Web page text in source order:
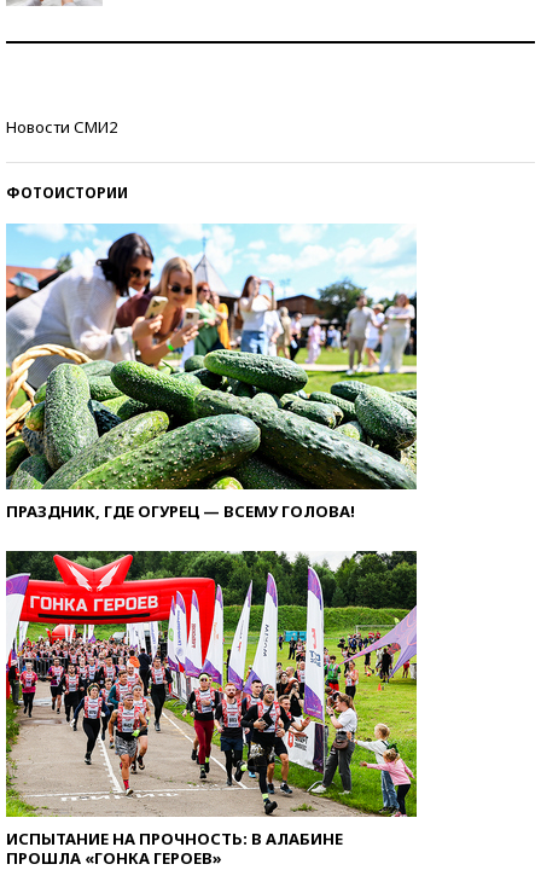
Новости СМИ2
ФОТОИСТОРИИ
ПРАЗДНИК, ГДЕ ОГУРЕЦ — ВСЕМУ ГОЛОВА!
ИСПЫТАНИЕ НА ПРОЧНОСТЬ: В АЛАБИНЕ
ПРОШЛА «ГОНКА ГЕРОЕВ»